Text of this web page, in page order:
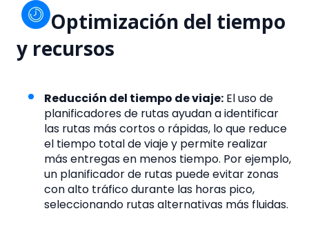
Optimización del tiempo
y recursos
Reducción del tiempo de viaje: El uso de
planificadores de rutas ayudan a identificar
las rutas más cortos o rápidas, lo que reduce
el tiempo total de viaje y permite realizar
más entregas en menos tiempo. Por ejemplo,
un planificador de rutas puede evitar zonas
con alto tráfico durante las horas pico,
seleccionando rutas alternativas más fluidas.